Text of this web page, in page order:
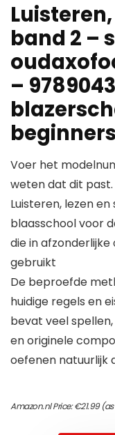
band 2 –
–
Voer het
weten dat dit past.
Luisteren, lezen
blaasschool voor
die in
gebruikt
De beproefde
huidige regels en
bevat veel
en originele
oefenen natuurlijk
Amazon.nl Price:€21.99(as